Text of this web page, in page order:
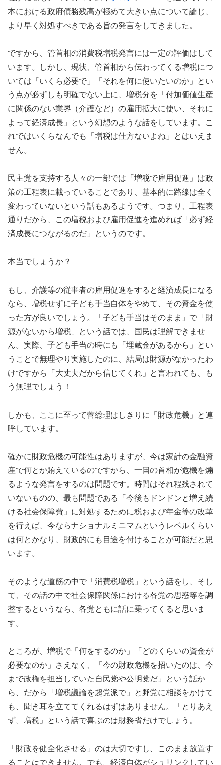
本における政府債務残高が極めて大きい点について論じ、
より早く対処すべきである旨の発言をしてきました。
ですから、管首相の消費税増税発言には一定の評価はして
います。しかし、現状、管首相から伝わってくる増税につ
いては「いくら必要で」「それを何に使いたいのか」とい
う点が必ずしも明確でない上に、増税分を「付加価値生産
に関係のない業界（介護など）の雇用拡大に使い、それに
よって経済成長」という幻想のような話をしています。こ
れではいくらなんでも「増税は仕方ないよね」とはいえま
せん。
民主党を支持する人々の一部では「増税で雇用促進」は政
策の工程表に載っていることであり、基本的に路線は全く
変わっていないという話もあるようです。つまり、工程表
通りだから、この増税および雇用促進を進めれば「必ず経
済成長につながるのだ」というのです。
本当でしょうか？
もし、介護等の従事者の雇用促進をすると経済成長になる
なら、増税せずに子ども手当自体をやめて、その資金を使
った方が良いでしょう。「子ども手当はそのまま」で「財
源がないから増税」という話では、国民は理解できませ
ん。実際、子ども手当の時にも「埋蔵金があるから」とい
うことで無理やり実施したのに、結局は財源がなかったわ
けですから「大丈夫だから信じてくれ」と言われても、も
う無理でしょう！
しかも、ここに至って菅総理はしきりに「財政危機」と連
呼しています。
確かに財政危機の可能性はありますが、今は家計の金融資
産で何とか賄えているのですから、一国の首相が危機を煽
るような発言をするのは問題です。時間はそれ程残されて
いないものの、最も問題である「今後もドンドンと増え続
ける社会保障費」に対処するために税および年金等の改革
を行えば、今ならナショナルミニマムというレベルくらい
は何とかなり、財政的にも目途を付けることが可能だと思
います。
そのような道筋の中で「消費税増税」という話をし、そし
て、その話の中で社会保障関係における各党の思惑等を調
整するというなら、各党ともに話に乗ってくると思いま
す。
ところが、増税で「何をするのか」「どのくらいの資金が
必要なのか」さえなく、「今の財政危機を招いたのは、今
まで政権を担当していた自民党や公明党だ」という話か
ら、だから「増税議論を超党派で」と野党に相談をかけて
も、聞き耳を立ててくれるはずはありません。「とりあえ
ず、増税」という話で喜ぶのは財務省だけでしょう。
「財政を健全化させる」のは大切ですし、このまま放置す
ることはできません。でも、経済自体がシュリンクしてい